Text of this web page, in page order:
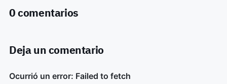
0 comentarios
Deja un comentario